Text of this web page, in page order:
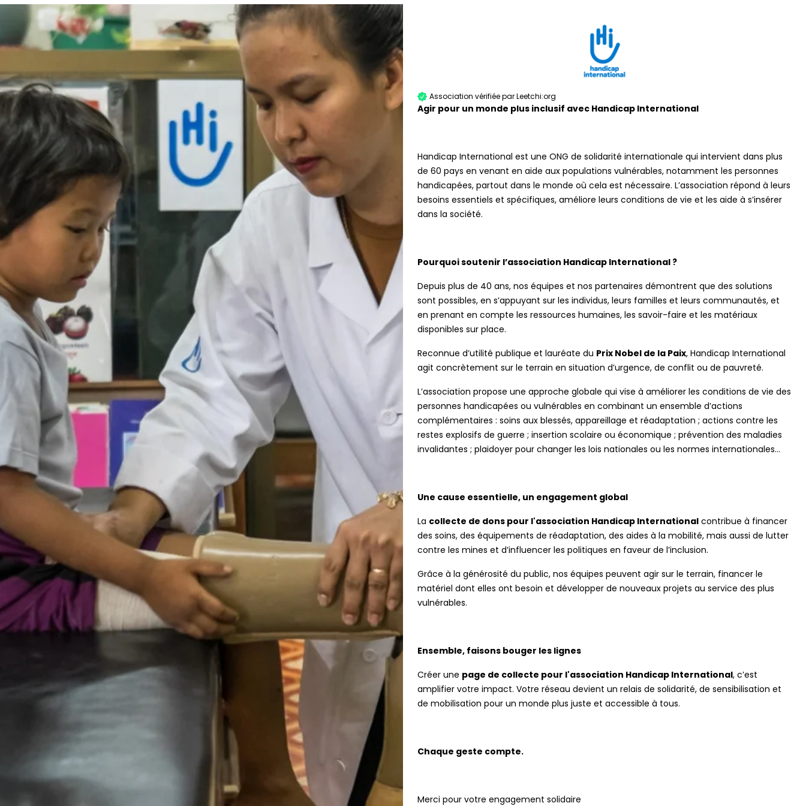
Association vérifiée par Leetchi:org
Agir pour un monde plus inclusif avec Handicap International
Handicap International est une ONG de solidarité internationale qui intervient dans plus
de 60 pays en venant en aide aux populations vulnérables, notamment les personnes
handicapées, partout dans le monde où cela est nécessaire. L’association répond à leurs
besoins essentiels et spécifiques, améliore leurs conditions de vie et les aide à s’insérer
dans la société.
Pourquoi soutenir l’association Handicap International ?
Depuis plus de 40 ans, nos équipes et nos partenaires démontrent que des solutions
sont possibles, en s’appuyant sur les individus, leurs familles et leurs communautés, et
en prenant en compte les ressources humaines, les savoir-faire et les matériaux
disponibles sur place.
Reconnue d’utilité publique et lauréate du Prix Nobel de la Paix, Handicap International
agit concrètement sur le terrain en situation d’urgence, de conflit ou de pauvreté.
L’association propose une approche globale qui vise à améliorer les conditions de vie des
personnes handicapées ou vulnérables en combinant un ensemble d’actions
complémentaires : soins aux blessés, appareillage et réadaptation ; actions contre les
restes explosifs de guerre ; insertion scolaire ou économique ; prévention des maladies
invalidantes ; plaidoyer pour changer les lois nationales ou les normes internationales…
Une cause essentielle, un engagement global
La collecte de dons pour l'association Handicap International contribue à financer
des soins, des équipements de réadaptation, des aides à la mobilité, mais aussi de lutter
contre les mines et d’influencer les politiques en faveur de l’inclusion.
Grâce à la générosité du public, nos équipes peuvent agir sur le terrain, financer le
matériel dont elles ont besoin et développer de nouveaux projets au service des plus
vulnérables.
Ensemble, faisons bouger les lignes
Créer une page de collecte pour l'association Handicap International, c’est
amplifier votre impact. Votre réseau devient un relais de solidarité, de sensibilisation et
de mobilisation pour un monde plus juste et accessible à tous.
Chaque geste compte.
Merci pour votre engagement solidaire